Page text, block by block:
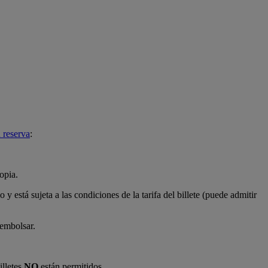
:
y está sujeta a las condiciones de la tarifa del billete (puede admitir